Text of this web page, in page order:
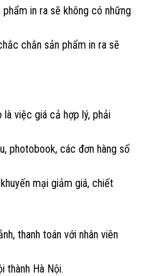
in ra sẽ không có những
chắn sản phẩm in ra sẽ
là việc giá cả hợp lý, phải
photobook, các đơn hàng số
mại giảm giá, chiết
thanh toán với nhân viên
thành Hà Nội.